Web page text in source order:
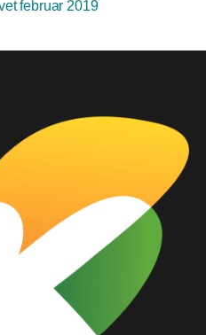
februar 2019